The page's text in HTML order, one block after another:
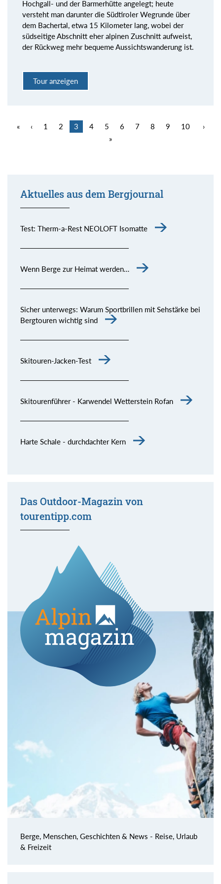
Hochgall- und der Barmerhütte angelegt; heute
versteht man darunter die Südtiroler Wegrunde über
dem Bachertal, etwa 15 Kilometer lang, wobei der
südseitige Abschnitt eher alpinen Zuschnitt aufweist,
der Rückweg mehr bequeme Aussichtswanderung ist.
Tour anzeigen
« ‹ 1 2 3 4 5 6 7 8 9 10
›
»
Aktuelles aus dem Bergjournal
Test: Therm-a-Rest NEOLOFT Isomatte
Wenn Berge zur Heimat werden…
Sicher unterwegs: Warum Sportbrillen mit Sehstärke bei
Bergtouren wichtig sind
Skitouren-Jacken-Test
Skitourenführer - Karwendel Wetterstein Rofan
Harte Schale - durchdachter Kern
Das Outdoor-Magazin von
tourentipp.com
Berge, Menschen, Geschichten & News - Reise, Urlaub
& Freizeit